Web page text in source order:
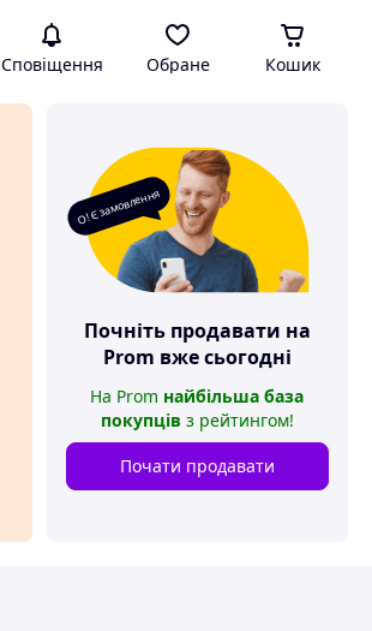
Сповіщення Обране Кошик
О! Є замовлення
Почніть продавати на
Prom вже сьогодні
На Prom найбільша база
покупців з рейтингом!
Почати продавати